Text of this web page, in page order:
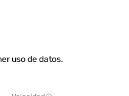
uso de datos.